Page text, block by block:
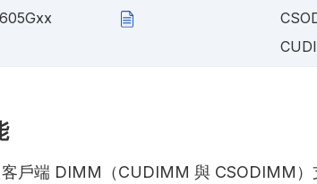
戶端 DIMM（CUDIMM 與 CSODIMM